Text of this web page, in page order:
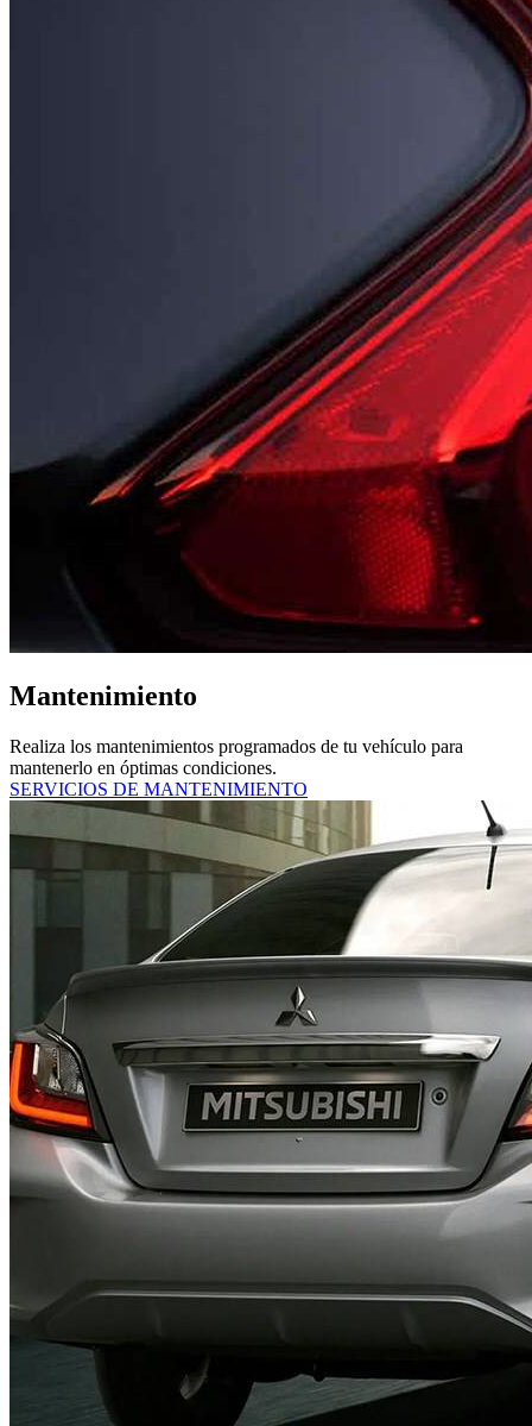
Mantenimiento
Realiza los mantenimientos programados de tu vehículo para
mantenerlo en óptimas condiciones.
SERVICIOS DE MANTENIMIENTO